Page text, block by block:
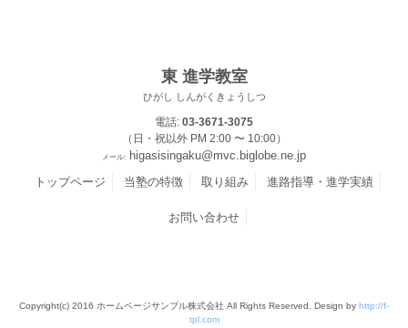
東 進学教室
ひがし しんがくきょうしつ
電話: 03-3671-3075
（日・祝以外 PM 2:00 〜 10:00）
メール:
higasisingaku@mvc.biglobe.ne.jp
トップページ
当塾の特徴 取り組み 進路指導・進学実績
お問い合わせ
Copyright(c) 2016 ホームページサンプル株式会社 All Rights Reserved. Design by http://f-
tpl.com